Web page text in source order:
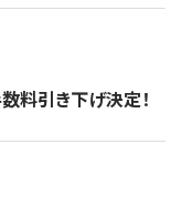
料引き下げ決定！